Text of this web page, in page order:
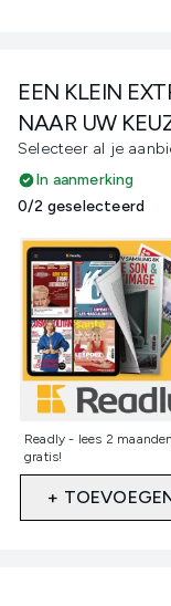
EEN KLEIN
NAAR UW
Selecteer al je
In aanmerking
0/2 geselecteerd
Readly - lees 2 maanden
gratis!
Niet geselecteerd
+